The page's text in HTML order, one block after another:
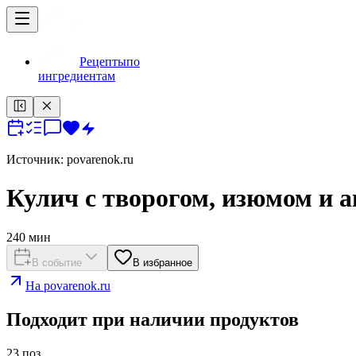
Рецептыпо
ингредиентам
Источник: povarenok.ru
Кулич с творогом, изюмом и
240 мин
В событие В избранное
На povarenok.ru
Подходит при наличии продуктов
23 поз.